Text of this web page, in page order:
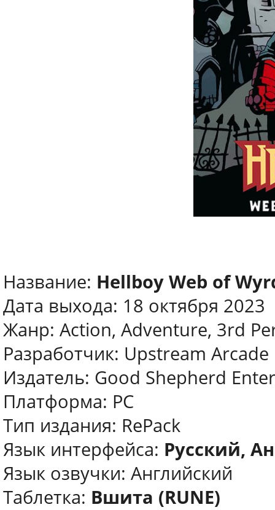
Название: Hellboy Web of
Дата выхода: 18 октября 2023
Жанр: Action, Adventure, 3rd
Разработчик: Upstream Arcade
Издатель: Good Shepherd
Платформа: PC
Тип издания: RePack
Язык интерфейса: Русский,
Язык озвучки: Английский
Таблетка: Вшита (RUNE)